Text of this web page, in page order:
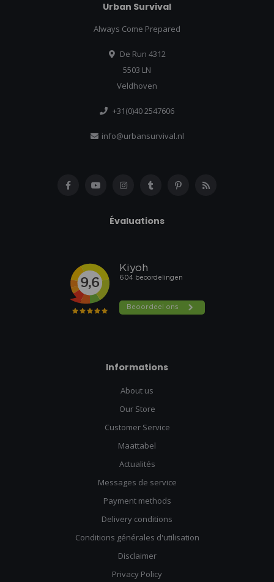
Urban Survival
Always Come Prepared
De Run 4312
5503 LN
Veldhoven
+31(0)40 2547606
info@urbansurvival.nl
Évaluations
Informations
About us
Our Store
Customer Service
Maattabel
Actualités
Messages de service
Payment methods
Delivery conditions
Conditions générales d'utilisation
Disclaimer
Privacy Policy